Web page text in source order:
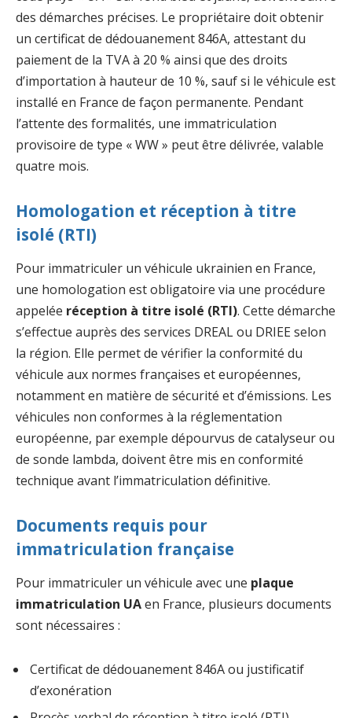
des démarches précises. Le propriétaire doit obtenir
un certificat de dédouanement 846A, attestant du
paiement de la TVA à 20 % ainsi que des droits
d’importation à hauteur de 10 %, sauf si le véhicule est
installé en France de façon permanente. Pendant
l’attente des formalités, une immatriculation
provisoire de type « WW » peut être délivrée, valable
quatre mois.
Homologation et réception à titre
isolé (RTI)
Pour immatriculer un véhicule ukrainien en France,
une homologation est obligatoire via une procédure
appelée réception à titre isolé (RTI). Cette démarche
s’effectue auprès des services DREAL ou DRIEE selon
la région. Elle permet de vérifier la conformité du
véhicule aux normes françaises et européennes,
notamment en matière de sécurité et d’émissions. Les
véhicules non conformes à la réglementation
européenne, par exemple dépourvus de catalyseur ou
de sonde lambda, doivent être mis en conformité
technique avant l’immatriculation définitive.
Documents requis pour
immatriculation française
Pour immatriculer un véhicule avec une plaque
immatriculation UAen France, plusieurs documents
sont nécessaires :
Certificat de dédouanement 846A ou justificatif
d’exonération